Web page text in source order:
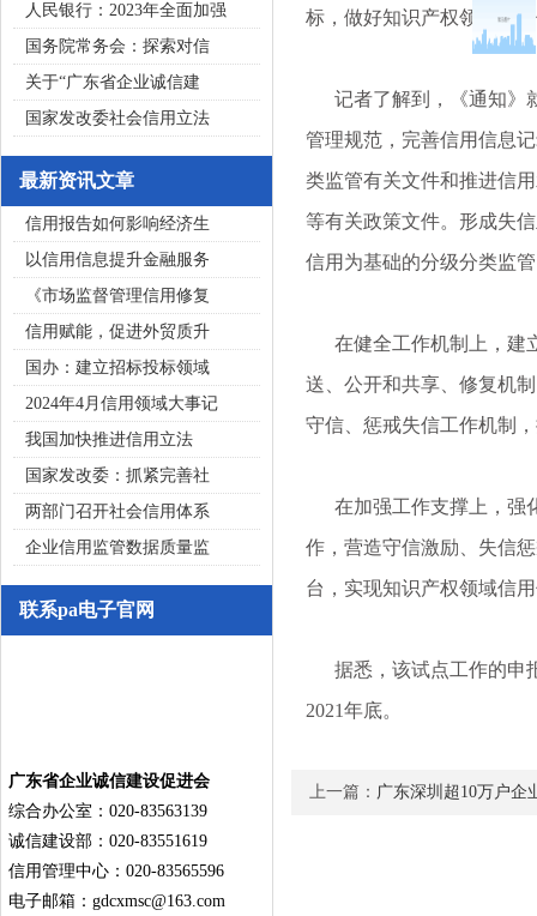
人民银行：2023年全面加强
国务院常务会：探索对信
关于“广东省企业诚信建
国家发改委社会信用立法
最新资讯文章
信用报告如何影响经济生
以信用信息提升金融服务
《市场监督管理信用修复
信用赋能，促进外贸质升
国办：建立招标投标领域
2024年4月信用领域大事记
我国加快推进信用立法
国家发改委：抓紧完善社
两部门召开社会信用体系
企业信用监管数据质量监
联系pa电子官网
广东省企业诚信建设促进会
综合办公室：020-83563139
诚信建设部：020-83551619
信用管理中心：020-83565596
电子邮箱： gdcxmsc@163.com
标，做好知识产权领域信
记者了解到，《通知》
管理规范，完善信用信息
类监管有关文件和推进信
等有关政策文件。形成失
信用为基础的分级分类监
在健全工作机制上，建
送、公开和共享、修复机
守信、惩戒失信工作机制
在加强工作支撑上，强
作，营造守信激励、失信
台，实现知识产权领域信
据悉，该试点工作的申
2021年底。
上一篇： 广东深圳超10万户企